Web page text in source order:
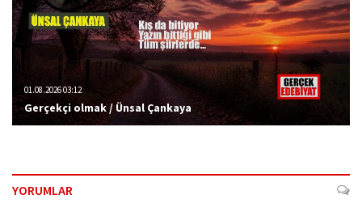
01.08.2026 03:12
Gerçekçi olmak / Ünsal Çankaya
YORUMLAR